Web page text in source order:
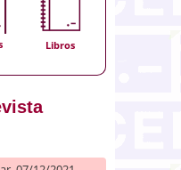
Libros